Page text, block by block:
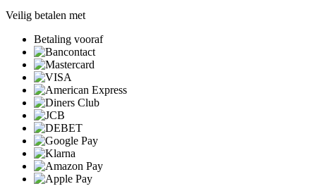
Veilig betalen met
Betaling vooraf